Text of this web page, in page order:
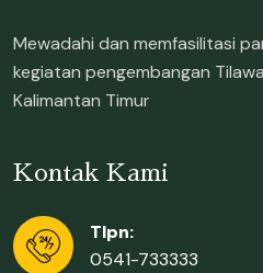
Mewadahi dan memfasilitasi
kegiatan pengembangan
Kalimantan Timur
Kontak Kami
Tlpn:
0541-733333